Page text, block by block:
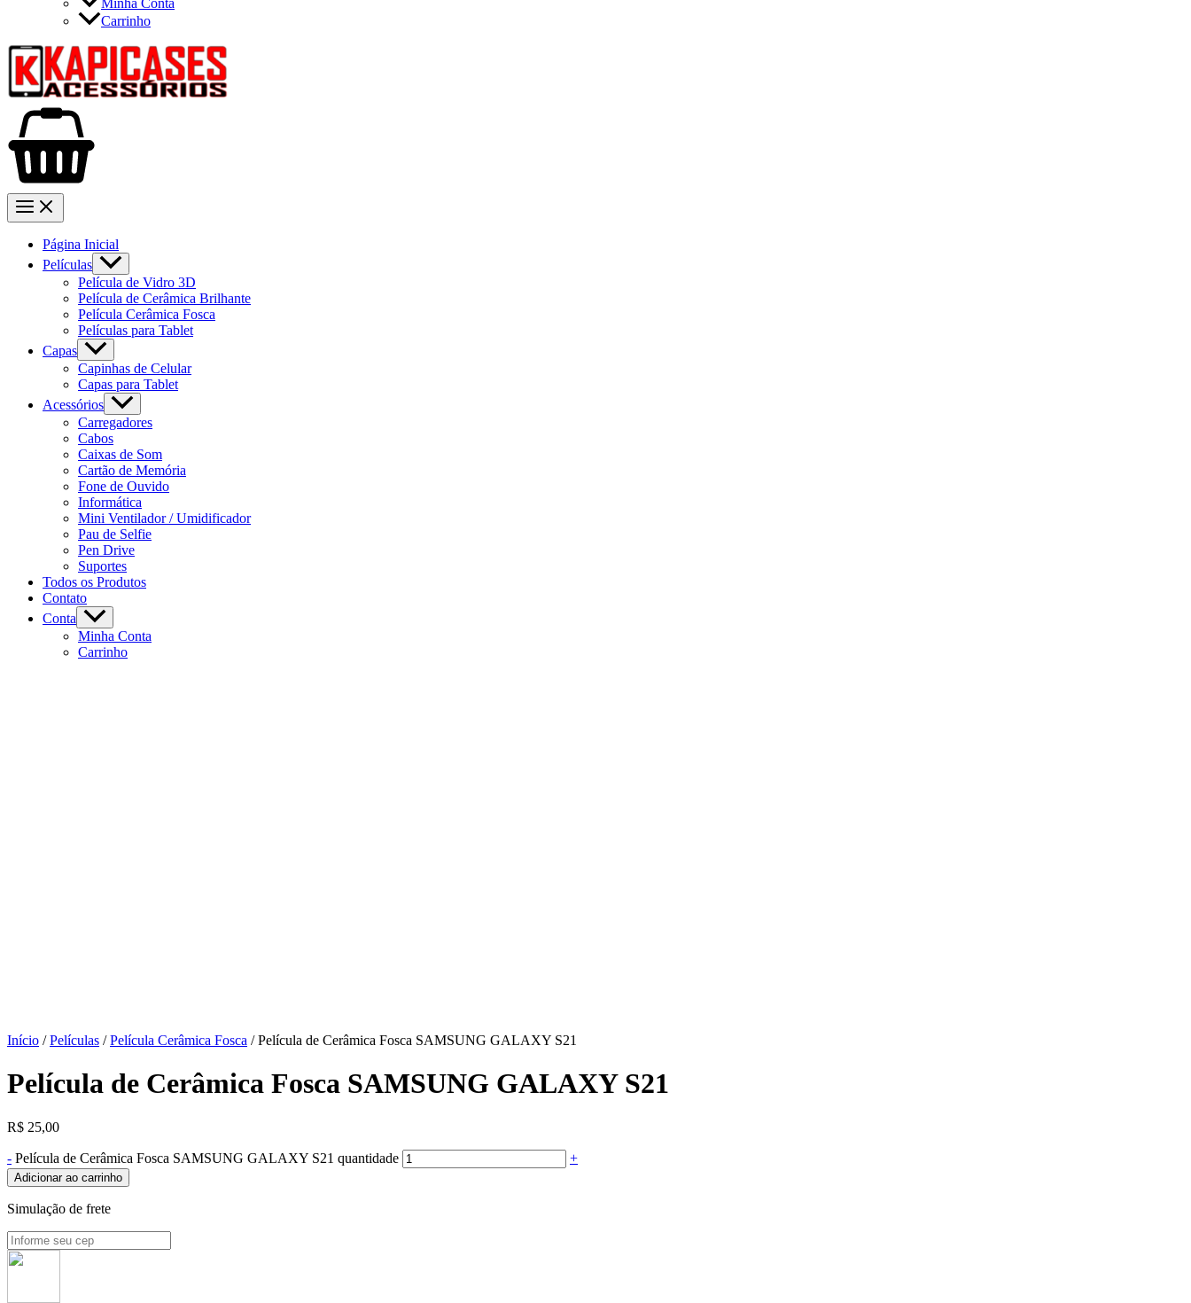
Carrinho
Página Inicial
Películas
Película de Vidro 3D
Película de Cerâmica Brilhante
Película Cerâmica Fosca
Películas para Tablet
Capas
Capinhas de Celular
Capas para Tablet
Acessórios
Carregadores
Cabos
Caixas de Som
Cartão de Memória
Fone de Ouvido
Informática
Mini Ventilador / Umidificador
Pau de Selfie
Pen Drive
Suportes
Todos os Produtos
Contato
Conta
Minha Conta
Carrinho
Início /Películas /Película Cerâmica Fosca / Película de Cerâmica Fosca SAMSUNG GALAXY S21
Película de Cerâmica Fosca SAMSUNG GALAXY S21
R$ 25,00
- Película de Cerâmica Fosca SAMSUNG GALAXY S21 quantidade +
Adicionar ao carrinho
Simulação de frete